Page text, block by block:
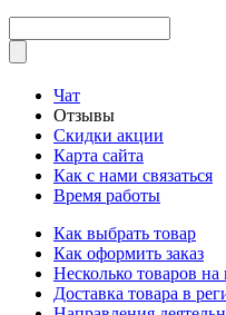
Чат
Отзывы
Скидки акции
Карта сайта
Как с нами связаться
Время работы
Как выбрать товар
Как оформить заказ
Несколько товаров
Доставка товара в